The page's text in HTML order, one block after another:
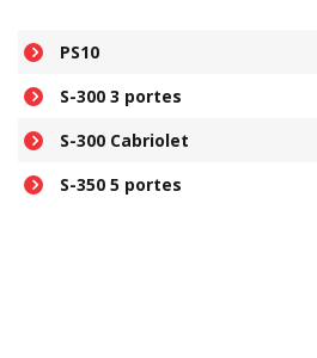
PS10
S-300 3 portes
S-300 Cabriolet
S-350 5 portes